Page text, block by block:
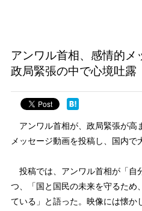
アンワル首相、感情的
政局緊張の中で心境吐露
アンワル首相が、政局緊張が高
メッセージ動画を投稿し、国内で
投稿では、アンワル首相が「自
つ、「国と国民の未来を守るため
ている」と語った。映像には懐か